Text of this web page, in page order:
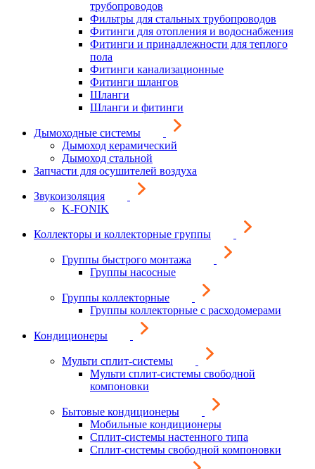
трубопроводов
Фильтры для стальных трубопроводов
Фитинги для отопления и водоснабжения
Фитинги и принадлежности для теплого
пола
Фитинги канализационные
Фитинги шлангов
Шланги
Шланги и фитинги
Дымоходные системы
Дымоход керамический
Дымоход стальной
Запчасти для осушителей воздуха
Звукоизоляция
K-FONIK
Коллекторы и коллекторные группы
Группы быстрого монтажа
Группы насосные
Группы коллекторные
Группы коллекторные с расходомерами
Кондиционеры
Мульти сплит-системы
Мульти сплит-системы свободной
компоновки
Бытовые кондиционеры
Мобильные кондиционеры
Сплит-системы настенного типа
Сплит-системы свободной компоновки